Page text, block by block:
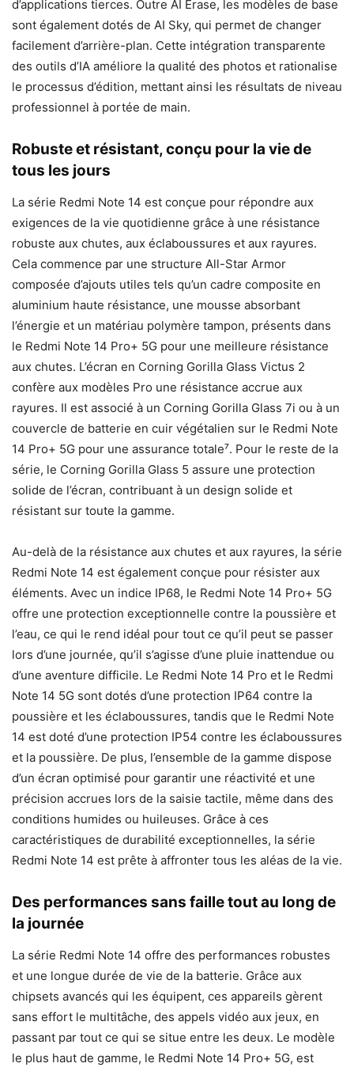
d’applications tierces. Outre AI Erase, les modèles de base
sont également dotés de AI Sky, qui permet de changer
facilement d’arrière-plan. Cette intégration transparente
des outils d’IA améliore la qualité des photos et rationalise
le processus d’édition, mettant ainsi les résultats de niveau
professionnel à portée de main.
Robuste et résistant, conçu pour la vie de
tous les jours
La série Redmi Note 14 est conçue pour répondre aux
exigences de la vie quotidienne grâce à une résistance
robuste aux chutes, aux éclaboussures et aux rayures.
Cela commence par une structure All-Star Armor
composée d’ajouts utiles tels qu’un cadre composite en
aluminium haute résistance, une mousse absorbant
l’énergie et un matériau polymère tampon, présents dans
le Redmi Note 14 Pro+ 5G pour une meilleure résistance
aux chutes. L’écran en Corning Gorilla Glass Victus 2
confère aux modèles Pro une résistance accrue aux
rayures. Il est associé à un Corning Gorilla Glass 7i ou à un
couvercle de batterie en cuir végétalien sur le Redmi Note
14 Pro+ 5G pour une assurance totale⁷. Pour le reste de la
série, le Corning Gorilla Glass 5 assure une protection
solide de l’écran, contribuant à un design solide et
résistant sur toute la gamme.
Au-delà de la résistance aux chutes et aux rayures, la série
Redmi Note 14 est également conçue pour résister aux
éléments. Avec un indice IP68, le Redmi Note 14 Pro+ 5G
offre une protection exceptionnelle contre la poussière et
l’eau, ce qui le rend idéal pour tout ce qu’il peut se passer
lors d’une journée, qu’il s’agisse d’une pluie inattendue ou
d’une aventure difficile. Le Redmi Note 14 Pro et le Redmi
Note 14 5G sont dotés d’une protection IP64 contre la
poussière et les éclaboussures, tandis que le Redmi Note
14 est doté d’une protection IP54 contre les éclaboussures
et la poussière. De plus, l’ensemble de la gamme dispose
d’un écran optimisé pour garantir une réactivité et une
précision accrues lors de la saisie tactile, même dans des
conditions humides ou huileuses. Grâce à ces
caractéristiques de durabilité exceptionnelles, la série
Redmi Note 14 est prête à affronter tous les aléas de la vie.
Des performances sans faille tout au long de
la journée
La série Redmi Note 14 offre des performances robustes
et une longue durée de vie de la batterie. Grâce aux
chipsets avancés qui les équipent, ces appareils gèrent
sans effort le multitâche, des appels vidéo aux jeux, en
passant par tout ce qui se situe entre les deux. Le modèle
le plus haut de gamme, le Redmi Note 14 Pro+ 5G, est